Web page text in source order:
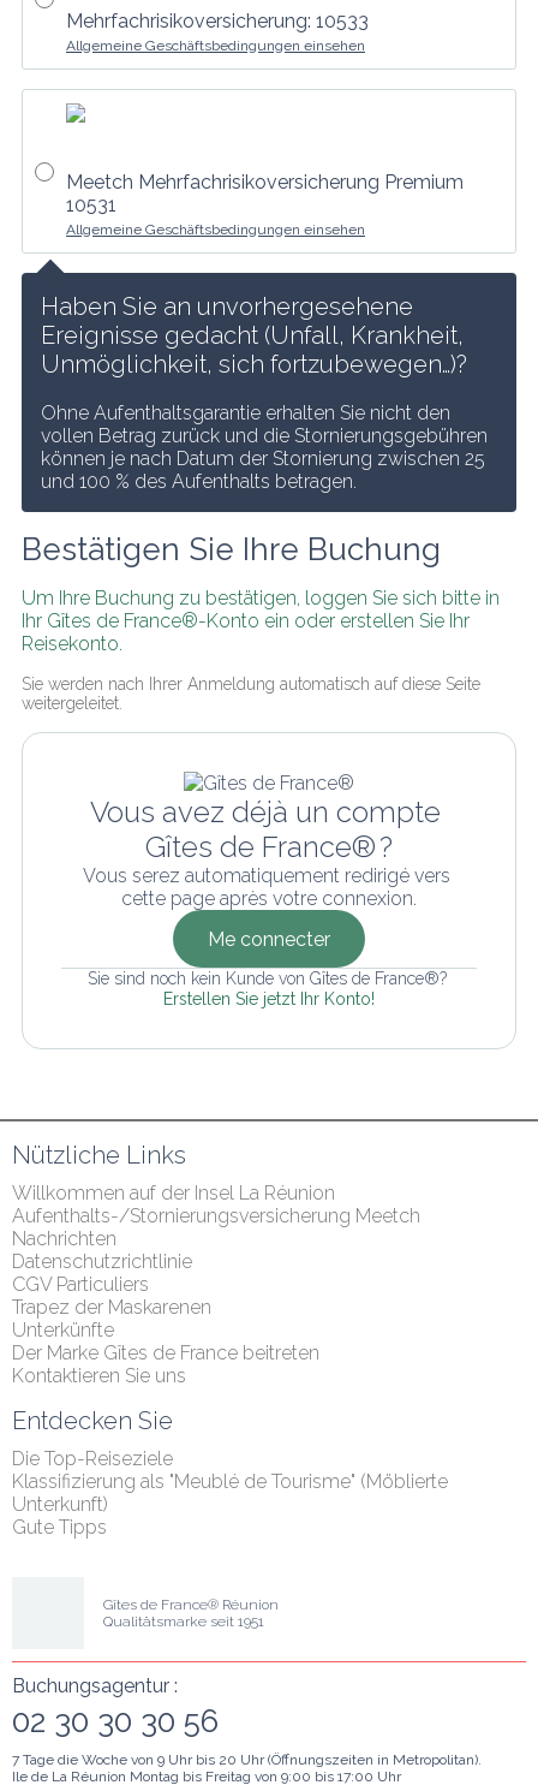
Mehrfachrisikoversicherung: 10533
Allgemeine Geschäftsbedingungen einsehen
Meetch Mehrfachrisikoversicherung Premium
10531
Allgemeine Geschäftsbedingungen einsehen
Haben Sie an unvorhergesehene
Ereignisse gedacht (Unfall, Krankheit,
Unmöglichkeit, sich fortzubewegen…)?
Ohne Aufenthaltsgarantie erhalten Sie nicht den
vollen Betrag zurück und die Stornierungsgebühren
können je nach Datum der Stornierung zwischen 25
und 100 % des Aufenthalts betragen.
Bestätigen Sie Ihre Buchung
Um Ihre Buchung zu bestätigen, loggen Sie sich bitte in
Ihr Gîtes de France®-Konto ein oder erstellen Sie Ihr
Reisekonto.
Sie werden nach Ihrer Anmeldung automatisch auf diese Seite
weitergeleitet.
Vous avez déjà un compte
Gîtes de France® ?
Vous serez automatiquement redirigé vers
cette page après votre connexion.
Me connecter
Sie sind noch kein Kunde von Gîtes de France®?
Erstellen Sie jetzt Ihr Konto!
Nützliche Links
Willkommen auf der Insel La Réunion
Aufenthalts-/Stornierungsversicherung Meetch
Nachrichten
Datenschutzrichtlinie
CGV Particuliers
Trapez der Maskarenen
Unterkünfte
Der Marke Gîtes de France beitreten
Kontaktieren Sie uns
Entdecken Sie
Die Top-Reiseziele
Klassifizierung als "Meublé de Tourisme" (Möblierte
Unterkunft)
Gute Tipps
Gîtes de France® Réunion
Qualitätsmarke seit 1951
Buchungsagentur :
02 30 30 30 56
7 Tage die Woche von 9 Uhr bis 20 Uhr (Öffnungszeiten in Metropolitan).
Ile de La Réunion Montag bis Freitag von 9:00 bis 17:00 Uhr